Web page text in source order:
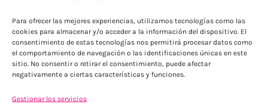
Para ofrecer las mejores experiencias, utilizamos tecnologías como las
cookies para almacenar y/o acceder a la información del dispositivo. El
consentimiento de estas tecnologías nos permitirá procesar datos como
el comportamiento de navegación o las identificaciones únicas en este
sitio. No consentir o retirar el consentimiento, puede afectar
negativamente a ciertas características y funciones.
Gestionar los servicios